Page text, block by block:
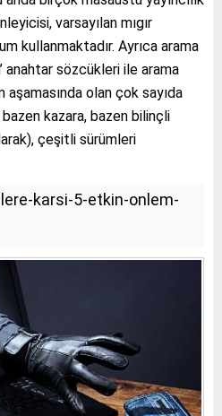
varsayılan mıgır
kullanmaktadır. Ayrıca arama
anahtar sözcükleri ile arama
aşamasında olan çok sayıda
kazara, bazen bilinçli
çeşitli sürümleri
karsi-5-etkin-onlem-